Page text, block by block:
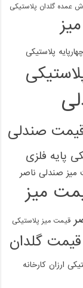
عمده گلدان پلاستیکی
پلاستیکی
صندلی
پایه فلزی
میز صندلی ناصر
میز
قیمت میز پلاستیکی
قیمت گلدان
ارزان کارخانه